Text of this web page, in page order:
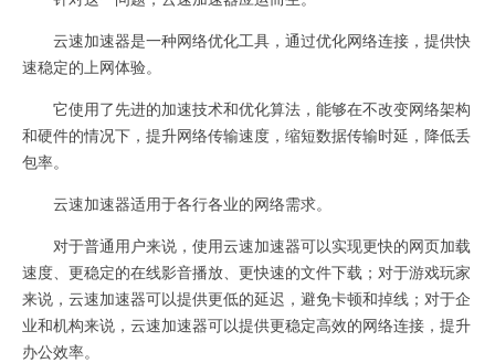
云速加速器是一种网络优化工具，通过优化网络连接，提供快
速稳定的上网体验。
它使用了先进的加速技术和优化算法，能够在不改变网络架构
和硬件的情况下，提升网络传输速度，缩短数据传输时延，降低丢
包率。
云速加速器适用于各行各业的网络需求。
对于普通用户来说，使用云速加速器可以实现更快的网页加载
速度、更稳定的在线影音播放、更快速的文件下载；对于游戏玩家
来说，云速加速器可以提供更低的延迟，避免卡顿和掉线；对于企
业和机构来说，云速加速器可以提供更稳定高效的网络连接，提升
办公效率。